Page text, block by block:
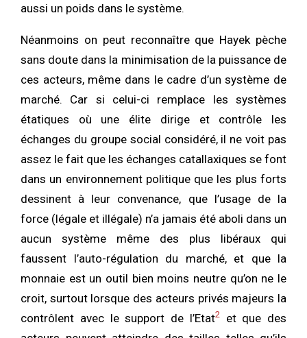
aussi un poids dans le système.
Néanmoins on peut reconnaître que Hayek pèche
sans doute dans la minimisation de la puissance de
ces acteurs, même dans le cadre d’un système de
marché. Car si celui-ci remplace les systèmes
étatiques où une élite dirige et contrôle les
échanges du groupe social considéré, il ne voit pas
assez le fait que les échanges catallaxiques se font
dans un environnement politique que les plus forts
dessinent à leur convenance, que l’usage de la
force (légale et illégale) n’a jamais été aboli dans un
aucun système même des plus libéraux qui
faussent l’auto-régulation du marché, et que la
monnaie est un outil bien moins neutre qu’on ne le
croit, surtout lorsque des acteurs privés majeurs la
contrôlent avec le support de l’Etat2et que des